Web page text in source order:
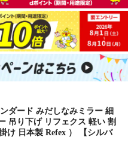
ダード みだしなみミラー 細
吊り下げ リフェクス 軽い 割
け 日本製 Refex ） 【シルバ